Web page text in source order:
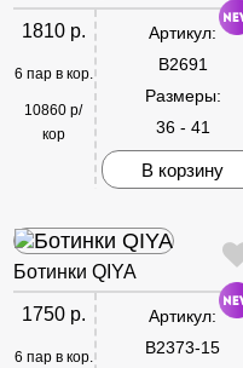
1810 р.
6 пар в кор.
10860 р/
кор
Артикул:
B2691
Размеры:
36 - 41
В корзину
Ботинки QIYA
1750 р.
6 пар в кор.
Артикул:
B2373-15